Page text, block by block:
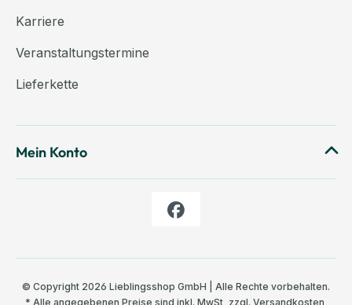
Karriere
Veranstaltungstermine
Lieferkette
Mein Konto
© Copyright 2026 Lieblingsshop GmbH | Alle Rechte vorbehalten.
* Alle angegebenen Preise sind inkl. MwSt, zzgl. Versandkosten